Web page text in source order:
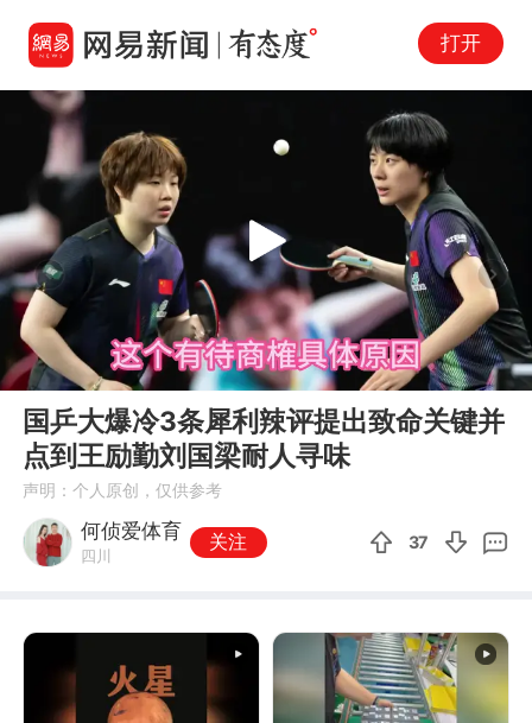
打开
00:00 03:49
Play
国乒大爆冷3条犀利辣评提出致命关键并
点到王励勤刘国梁耐人寻味
声明：个人原创，仅供参考
何侦爱体育
四川
关注 37